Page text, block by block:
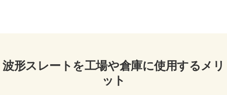
波形スレートを工場や倉庫に使用するメリ
ット